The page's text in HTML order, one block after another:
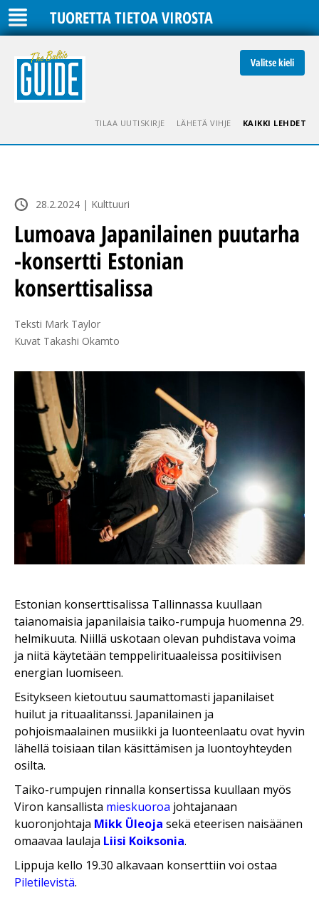
TUORETTA TIETOA VIROSTA
Valitse kieli
TILAA UUTISKIRJE LÄHETÄ VIHJE KAIKKI LEHDET
28.2.2024 | Kulttuuri
Lumoava Japanilainen puutarha
-konsertti Estonian
konserttisalissa
Teksti Mark Taylor
Kuvat Takashi Okamto
Estonian konserttisalissa Tallinnassa kuullaan
taianomaisia japanilaisia taiko-rumpuja huomenna 29.
helmikuuta. Niillä uskotaan olevan puhdistava voima
ja niitä käytetään temppelirituaaleissa positiivisen
energian luomiseen.
Esitykseen kietoutuu saumattomasti japanilaiset
huilut ja rituaalitanssi. Japanilainen ja
pohjoismaalainen musiikki ja luonteenlaatu ovat hyvin
lähellä toisiaan tilan käsittämisen ja luontoyhteyden
osilta.
Taiko-rumpujen rinnalla konsertissa kuullaan myös
Viron kansallista mieskuoroa johtajanaan
kuoronjohtaja Mikk Üleoja sekä eteerisen naisäänen
omaavaa laulaja Liisi Koiksonia.
Lippuja kello 19.30 alkavaan konserttiin voi ostaa
Piletilevistä.